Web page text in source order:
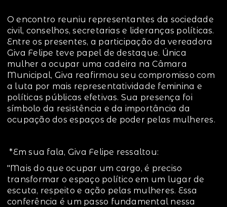
O encontro reuniu representantes da sociedade
civil, conselhos, secretarias e lideranças políticas.
Entre os presentes, a participação da vereadora
Giva Felipe teve papel de destaque. Única
mulher a ocupar uma cadeira na Câmara
Municipal, Giva reafirmou seu compromisso com
a luta por mais representatividade feminina e
políticas públicas efetivas. Sua presença foi
símbolo da resistência e da importância da
ocupação dos espaços de poder pelas mulheres.
️ *Em sua fala, Giva Felipe ressaltou:
"Mais do que ocupar um cargo, é preciso
transformar o espaço político em um lugar de
escuta, respeito e ação pelas mulheres. Essa
conferência é um passo fundamental nessa